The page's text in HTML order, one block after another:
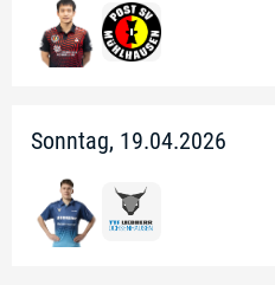
Sonntag, 19.04.2026